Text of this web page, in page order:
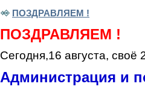
ПОЗДРАВЛЯЕМ !
ПОЗДРАВЛЯЕМ !
Сегодня,16 августа,
Администрация и